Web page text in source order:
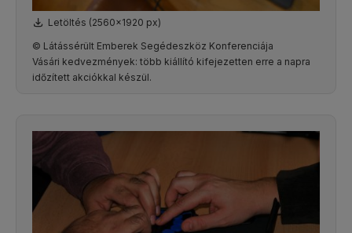
Letöltés (2560x1920 px)
© Látássérült Emberek Segédeszköz Konferenciája
Vásári kedvezmények: több kiállító kifejezetten erre a napra
időzített akciókkal készül.